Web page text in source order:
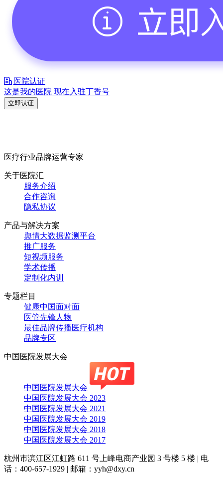
医院认证
这是我的医院 现在入驻丁香号
立即认证
医疗行业品牌运营专家
关于医院汇
服务介绍
合作咨询
隐私协议
产品与解决方案
舆情大数据监测平台
推广服务
短视频服务
学术传播
定制化内训
专题栏目
健康中国面对面
医管先锋人物
最佳品牌传播医疗机构
品牌专区
中国医院发展大会
中国医院发展大会
中国医院发展大会 2023
中国医院发展大会 2021
中国医院发展大会 2019
中国医院发展大会 2018
中国医院发展大会 2017
杭州市滨江区江虹路 611 号上峰电商产业园 3 号楼 5 楼 | 电
话：400-657-1929 | 邮箱：yyh@dxy.cn